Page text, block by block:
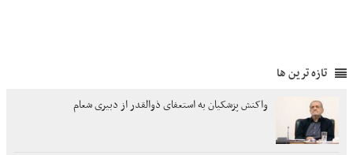
تازه ترین ها
واکنش پزشکیان به استعفای ذوالقدر از دبیری شعام